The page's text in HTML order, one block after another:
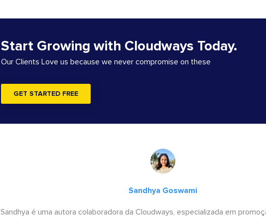
Start Growing with Cloudways Today.
Our Clients Love us because we never compromise on these
GET STARTED FREE
Sandhya Goswami
Sandhya é uma autora colaboradora da Cloudways, especializada em